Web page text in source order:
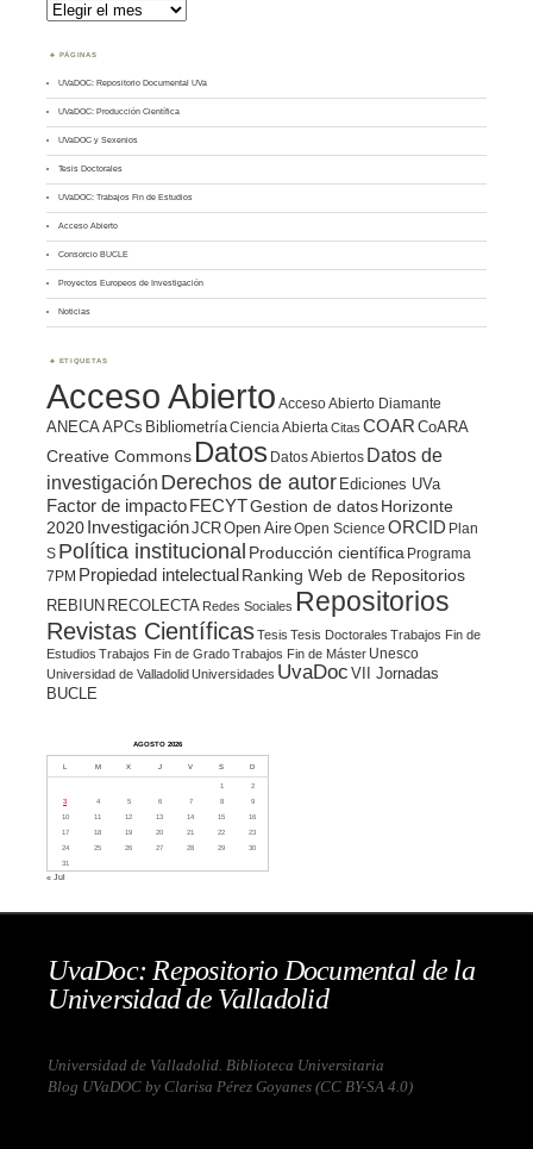
Archivos
PÁGINAS
UVaDOC: Repositorio Documental UVa
UVaDOC: Producción Científica
UVaDOC y Sexenios
Tesis Doctorales
UVaDOC: Trabajos Fin de Estudios
Acceso Abierto
Consorcio BUCLE
Proyectos Europeos de Investigación
Noticias
ETIQUETAS
Acceso Abierto Acceso Abierto Diamante
ANECAAPCs BibliometríaCiencia Abierta Citas COAR CoARA
Creative Commons Datos Datos Abiertos Datos de
investigación Derechos de autor Ediciones UVa
Factor de impacto FECYTGestion de datosHorizonte
2020 InvestigaciónJCROpen AireOpen Science ORCID Plan
S Política institucional Producción científica Programa
7PM Propiedad intelectualRanking Web de Repositorios
REBIUN RECOLECTA Redes Sociales Repositorios
Revistas CientíficasTesis Tesis Doctorales Trabajos Fin de
Estudios Trabajos Fin de GradoTrabajos Fin de Máster Unesco
Universidad de Valladolid Universidades UvaDoc VII Jornadas
BUCLE
AGOSTO 2026
L M X J V S D
1
2
3
4 5 6 7 8
9
10
11 12 13 14 15
16
17
18 19 20 21 22
23
24
25 26 27 28 29
30
31
« Jul
UvaDoc: Repositorio Documental de la
Universidad de Valladolid
Universidad de Valladolid. Biblioteca Universitaria
Blog UVaDOC by Clarisa Pérez Goyanes (CC BY-SA 4.0)